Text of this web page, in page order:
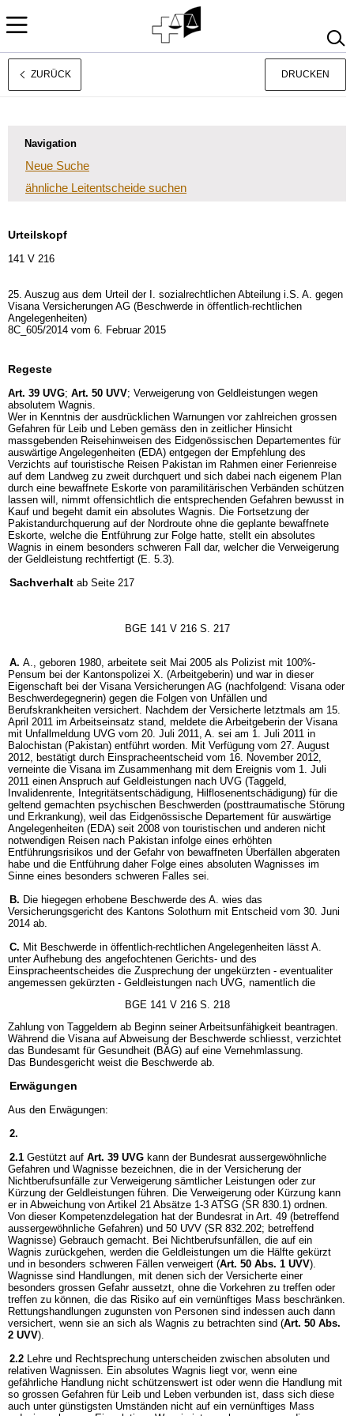
Rechtsprechung
ZURÜCK DRUCKEN
Navigation
Neue Suche
ähnliche Leitentscheide suchen
Urteilskopf
141 V 216
25. Auszug aus dem Urteil der I. sozialrechtlichen Abteilung i.S. A. gegen
Visana Versicherungen AG (Beschwerde in öffentlich-rechtlichen
Angelegenheiten)
8C_605/2014 vom 6. Februar 2015
Regeste
Art. 39 UVG; Art. 50 UVV; Verweigerung von Geldleistungen wegen
absolutem Wagnis.
Wer in Kenntnis der ausdrücklichen Warnungen vor zahlreichen grossen
Gefahren für Leib und Leben gemäss den in zeitlicher Hinsicht
massgebenden Reisehinweisen des Eidgenössischen Departementes für
auswärtige Angelegenheiten (EDA) entgegen der Empfehlung des
Verzichts auf touristische Reisen Pakistan im Rahmen einer Ferienreise
auf dem Landweg zu zweit durchquert und sich dabei nach eigenem Plan
durch eine bewaffnete Eskorte von paramilitärischen Verbänden schützen
lassen will, nimmt offensichtlich die entsprechenden Gefahren bewusst in
Kauf und begeht damit ein absolutes Wagnis. Die Fortsetzung der
Pakistandurchquerung auf der Nordroute ohne die geplante bewaffnete
Eskorte, welche die Entführung zur Folge hatte, stellt ein absolutes
Wagnis in einem besonders schweren Fall dar, welcher die Verweigerung
der Geldleistung rechtfertigt (E. 5.3).
Sachverhalt ab Seite 217
BGE 141 V 216 S. 217
A. A., geboren 1980, arbeitete seit Mai 2005 als Polizist mit 100%-
Pensum bei der Kantonspolizei X. (Arbeitgeberin) und war in dieser
Eigenschaft bei der Visana Versicherungen AG (nachfolgend: Visana oder
Beschwerdegegnerin) gegen die Folgen von Unfällen und
Berufskrankheiten versichert. Nachdem der Versicherte letztmals am 15.
April 2011 im Arbeitseinsatz stand, meldete die Arbeitgeberin der Visana
mit Unfallmeldung UVG vom 20. Juli 2011, A. sei am 1. Juli 2011 in
Balochistan (Pakistan) entführt worden. Mit Verfügung vom 27. August
2012, bestätigt durch Einspracheentscheid vom 16. November 2012,
verneinte die Visana im Zusammenhang mit dem Ereignis vom 1. Juli
2011 einen Anspruch auf Geldleistungen nach UVG (Taggeld,
Invalidenrente, Integritätsentschädigung, Hilflosenentschädigung) für die
geltend gemachten psychischen Beschwerden (posttraumatische Störung
und Erkrankung), weil das Eidgenössische Departement für auswärtige
Angelegenheiten (EDA) seit 2008 von touristischen und anderen nicht
notwendigen Reisen nach Pakistan infolge eines erhöhten
Entführungsrisikos und der Gefahr von bewaffneten Überfällen abgeraten
habe und die Entführung daher Folge eines absoluten Wagnisses im
Sinne eines besonders schweren Falles sei.
B. Die hiegegen erhobene Beschwerde des A. wies das
Versicherungsgericht des Kantons Solothurn mit Entscheid vom 30. Juni
2014 ab.
C. Mit Beschwerde in öffentlich-rechtlichen Angelegenheiten lässt A.
unter Aufhebung des angefochtenen Gerichts- und des
Einspracheentscheides die Zusprechung der ungekürzten - eventualiter
angemessen gekürzten - Geldleistungen nach UVG, namentlich die
BGE 141 V 216 S. 218
Zahlung von Taggeldern ab Beginn seiner Arbeitsunfähigkeit beantragen.
Während die Visana auf Abweisung der Beschwerde schliesst, verzichtet
das Bundesamt für Gesundheit (BAG) auf eine Vernehmlassung.
Das Bundesgericht weist die Beschwerde ab.
Erwägungen
Aus den Erwägungen:
2.
2.1 Gestützt auf Art. 39 UVG kann der Bundesrat aussergewöhnliche
Gefahren und Wagnisse bezeichnen, die in der Versicherung der
Nichtberufsunfälle zur Verweigerung sämtlicher Leistungen oder zur
Kürzung der Geldleistungen führen. Die Verweigerung oder Kürzung kann
er in Abweichung von Artikel 21 Absätze 1-3 ATSG (SR 830.1) ordnen.
Von dieser Kompetenzdelegation hat der Bundesrat in Art. 49 (betreffend
aussergewöhnliche Gefahren) und 50 UVV (SR 832.202; betreffend
Wagnisse) Gebrauch gemacht. Bei Nichtberufsunfällen, die auf ein
Wagnis zurückgehen, werden die Geldleistungen um die Hälfte gekürzt
und in besonders schweren Fällen verweigert (Art. 50 Abs. 1 UVV).
Wagnisse sind Handlungen, mit denen sich der Versicherte einer
besonders grossen Gefahr aussetzt, ohne die Vorkehren zu treffen oder
treffen zu können, die das Risiko auf ein vernünftiges Mass beschränken.
Rettungshandlungen zugunsten von Personen sind indessen auch dann
versichert, wenn sie an sich als Wagnis zu betrachten sind (Art. 50 Abs.
2 UVV).
2.2 Lehre und Rechtsprechung unterscheiden zwischen absoluten und
relativen Wagnissen. Ein absolutes Wagnis liegt vor, wenn eine
gefährliche Handlung nicht schützenswert ist oder wenn die Handlung mit
so grossen Gefahren für Leib und Leben verbunden ist, dass sich diese
auch unter günstigsten Umständen nicht auf ein vernünftiges Mass